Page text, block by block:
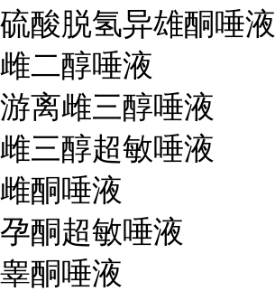
硫酸脱氢异雄酮唾液
雌二醇唾液
游离雌三醇唾液
雌三醇超敏唾液
雌酮唾液
孕酮超敏唾液
睾酮唾液